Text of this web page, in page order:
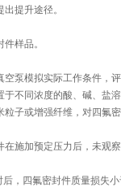
提升途径。
样品。
空泵模拟实际工作条件，
于不同浓度的酸、碱、盐
粒子或增强纤维，对四氟
在施加预定压力后，未观
，四氟密封件质量损失小